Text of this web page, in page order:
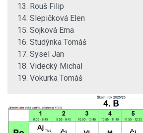
13. Rouš Filip
14. Slepičková Elen
15. Sojková Ema
16. Studýnka Tomáš
17. Sysel Jan
18. Videcký Michal
19. Vokurka Tomáš